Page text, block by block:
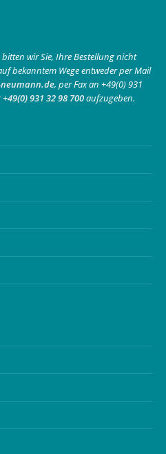
bitten wir Sie, Ihre Bestellung nicht
bekanntem Wege entweder per Mail
, per Fax an +49(0) 931
+49(0) 931 32 98 700aufzugeben.